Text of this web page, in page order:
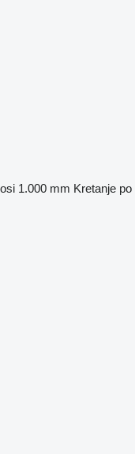
1.000 mm Kretanje po